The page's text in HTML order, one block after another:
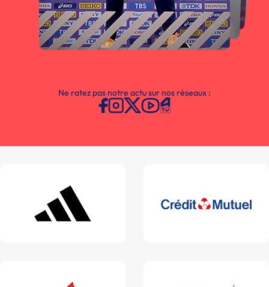
Ne ratez pas notre actu sur nos réseaux :